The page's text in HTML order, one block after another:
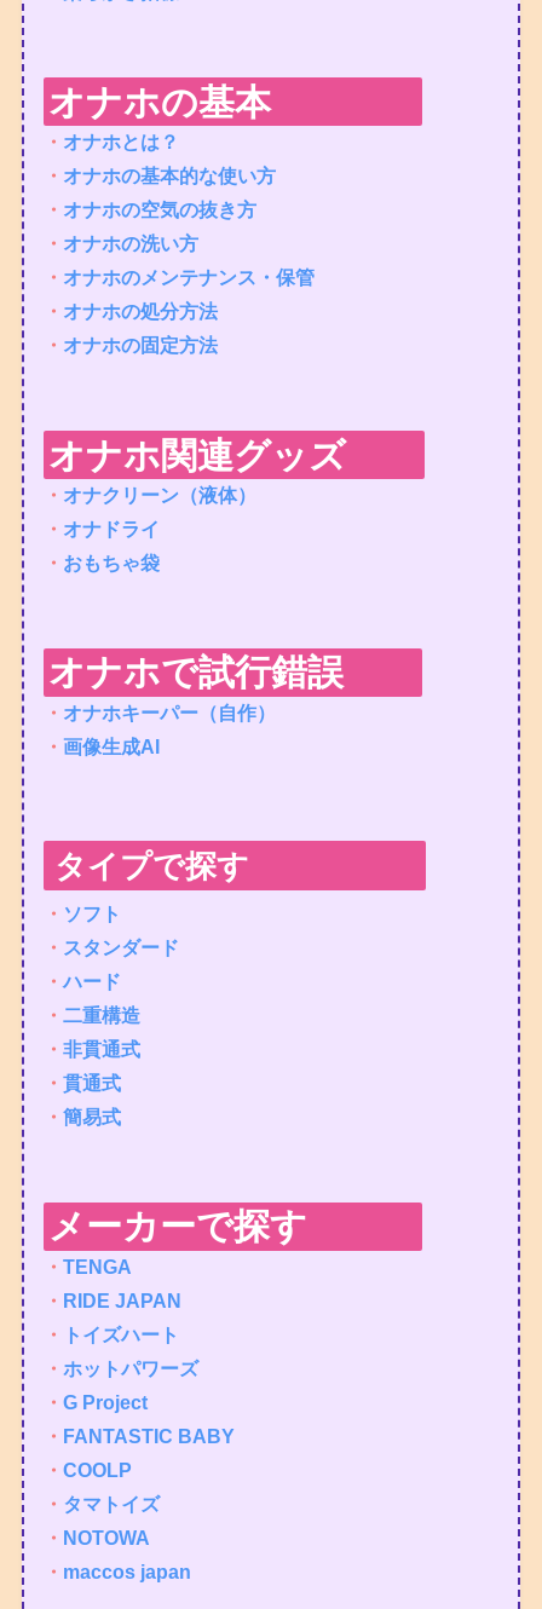
オナホの基本
・ オナホとは？
・ オナホの基本的な使い方
・ オナホの空気の抜き方
・ オナホの洗い方
・ オナホのメンテナンス・保管
・ オナホの処分方法
・ オナホの固定方法
オナホ関連グッズ
・ オナクリーン（液体）
・ オナドライ
・ おもちゃ袋
オナホで試行錯誤
・ オナホキーパー（自作）
・ 画像生成AI
タイプで探す
・ ソフト
・ スタンダード
・ハード
・ 二重構造
・ 非貫通式
・ 貫通式
・ 簡易式
メーカーで探す
・ TENGA
・ RIDE JAPAN
・
トイズハート
・ ホットパワーズ
・ G Project
・ FANTASTIC BABY
・ COOLP
・ タマトイズ
・ NOTOWA
・ maccos japan